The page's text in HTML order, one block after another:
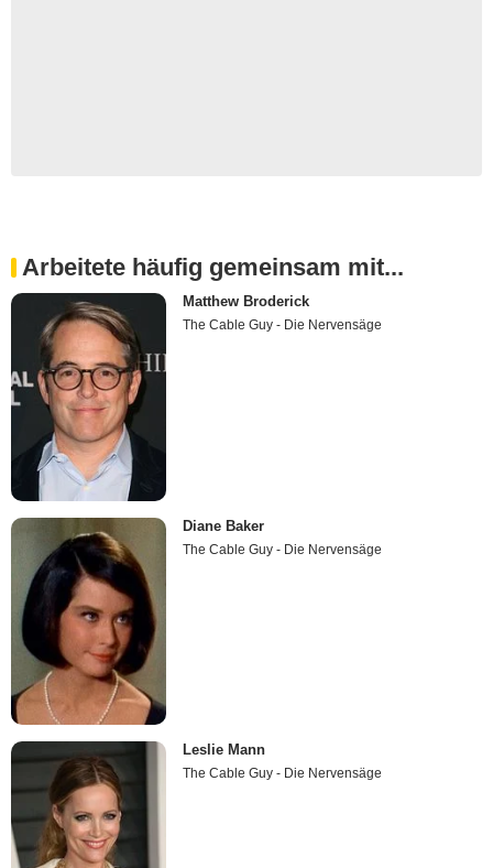
Arbeitete häufig gemeinsam mit...
Matthew Broderick
The Cable Guy - Die Nervensäge
Diane Baker
The Cable Guy - Die Nervensäge
Leslie Mann
The Cable Guy - Die Nervensäge